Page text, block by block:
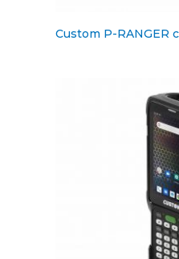
Custom P-RANGER